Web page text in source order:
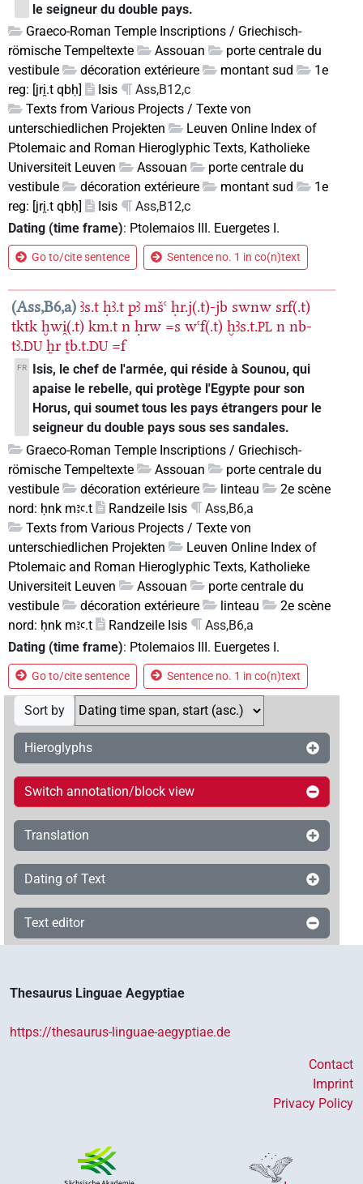
le seigneur du double pays.
Graeco-Roman Temple Inscriptions / Griechisch-
römische Tempeltexte
Assouan
porte centrale du
vestibule
décoration extérieure montant sud
1e
reg: [jri̯.t qbḥ]
Isis
Ass,B12,c
Texts from Various Projects / Texte von
unterschiedlichen Projekten
Leuven Online Index of
Ptolemaic and Roman Hieroglyphic Texts, Katholieke
Universiteit Leuven
Assouan
porte centrale du
vestibule
décoration extérieure montant sud
1e
reg: [jri̯.t qbḥ]
Isis
Ass,B12,c
Dating (time frame): Ptolemaios III. Euergetes I.
Go to/cite sentence Sentence no. 1 in co(n)text
Ass,B6,a ꜣs.t ḥꜣ.t pꜣ mšꜥ ḥr.j(.t)-jb swnw srf(.t)
tktk ḫwi̯(.t) km.t n ḥrw =s wꜥf(.t) ḫꜣs.t.PL n nb-
tꜣ.DU ẖr ṯb.t.DU =f
FR
Isis, le chef de l'armée, qui réside à Sounou, qui
apaise le rebelle, qui protège l'Egypte pour son
Horus, qui soumet tous les pays étrangers pour le
seigneur du double pays sous ses sandales.
Graeco-Roman Temple Inscriptions / Griechisch-
römische Tempeltexte
Assouan
porte centrale du
vestibule
décoration extérieure linteau
2e scène
nord: ḥnk mꜣꜥ.t
Randzeile Isis
Ass,B6,a
Texts from Various Projects / Texte von
unterschiedlichen Projekten
Leuven Online Index of
Ptolemaic and Roman Hieroglyphic Texts, Katholieke
Universiteit Leuven
Assouan
porte centrale du
vestibule
décoration extérieure linteau
2e scène
nord: ḥnk mꜣꜥ.t
Randzeile Isis
Ass,B6,a
Dating (time frame): Ptolemaios III. Euergetes I.
Go to/cite sentence Sentence no. 1 in co(n)text
Sort by
Hieroglyphs
Switch annotation/block view
Translation
Dating of Text
Text editor
Thesaurus Linguae Aegyptiae
https://thesaurus-linguae-aegyptiae.de
Contact
Imprint
Privacy Policy